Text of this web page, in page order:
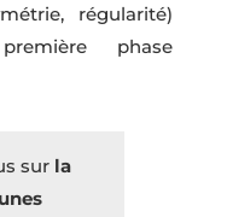
régularité)
phase
sur la